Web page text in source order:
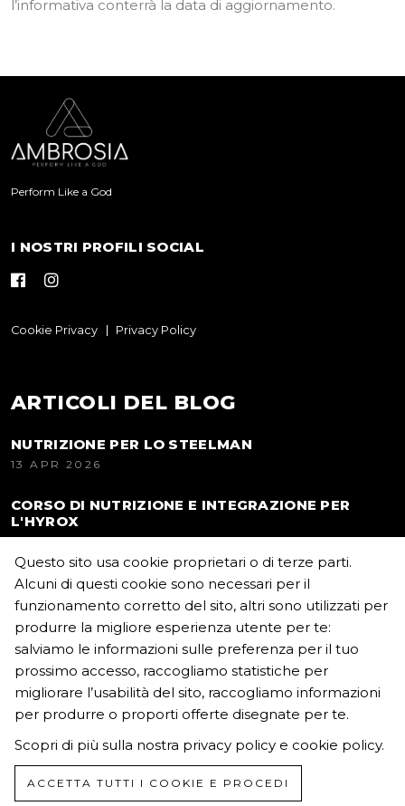
l’informativa conterrà la data di aggiornamento.
Perform Like a God
I NOSTRI PROFILI SOCIAL
Cookie Privacy Privacy Policy
ARTICOLI DEL BLOG
NUTRIZIONE PER LO STEELMAN
13 APR 2026
CORSO DI NUTRIZIONE E INTEGRAZIONE PER
L'HYROX
22 MAR 2026
CONTATTI
ambrosiasportnutrition@gmail.com
tempi di risposta in 24h.
Questo sito usa cookie proprietari o di terze parti.
Alcuni di questi cookie sono necessari per il
funzionamento corretto del sito, altri sono utilizzati per
produrre la migliore esperienza utente per te:
salviamo le informazioni sulle preferenza per il tuo
prossimo accesso, raccogliamo statistiche per
migliorare l’usabilità del sito, raccogliamo informazioni
per produrre o proporti offerte disegnate per te.
Scopri di più sulla nostra privacy policy e cookie policy.
ACCETTA TUTTI I COOKIE E PROCEDI